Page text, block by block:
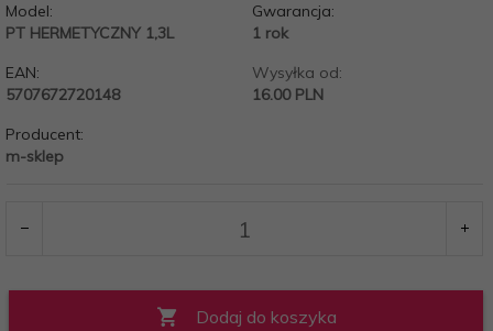
Model:
PT HERMETYCZNY 1,3L
Gwarancja:
1 rok
EAN:
5707672720148
Wysyłka od:
16.00 PLN
Producent:
m-sklep
Dodaj do koszyka